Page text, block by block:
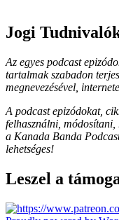
Jogi
Az egyes podcast
tartalmak szabadon
megnevezésével,
A podcast epizódokat,
felhasználni,
a Kanada Banda
lehetséges!
Leszel a